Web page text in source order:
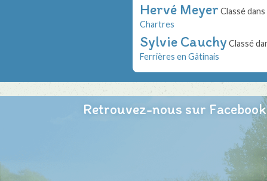
Hervé Meyer Classé dans
Chartres
Sylvie CauchyClassé
Ferrières en Gâtinais
Retrouvez-nous sur Facebook